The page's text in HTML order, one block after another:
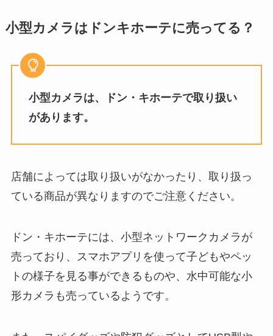
イイダコは業務スーパーに売って
る？ドンキホーテ・通販にはあ
ジニエブラを安く買う方法は？最
天津甘栗を売ってるところは？東
京・埼玉・神奈川・仙台などの取
スプラamiiboを売ってる場所はど
査！
b-casカードはどこで買えるの？
リーナベルのカチューシャはどこ
で売ってる？ランドの販売場所や
イソプロピルアルコールはどこで
買う？薬局、コーナン、コメリで
も売ってる？
小型カメラはドンキホーテに売ってる？
小型カメラは、ドン・キホーテで取り扱い
があります。
店舗によっては取り扱いがなかったり、取り扱っ
ている商品が異なりますのでご注意ください。
ドン・キホーテには、小型ネットワークカメラが
売っており、スマホアプリを使って子どもやペッ
トの様子を見る事ができるものや、水中可能な小
形カメラも売っているようです。